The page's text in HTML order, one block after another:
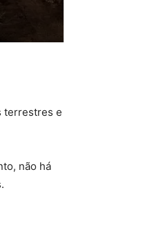
terrestres e
não há